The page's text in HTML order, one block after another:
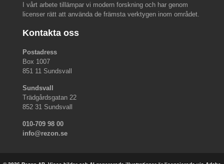
I vårt arbete tillämpar vi modern forskning och har genom
licenser rätt att använda de främsta verktygen inom området.
Kontakta oss
Postadress
Box 1007
851 11 Sundsvall
Sundsvall
Trädgårdsgatan 22
852 31 Sundsvall
010-709 98 00
info@rezon.se